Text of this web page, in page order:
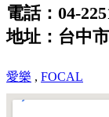
電話：04-
地址：台中
愛樂 , FOCAL